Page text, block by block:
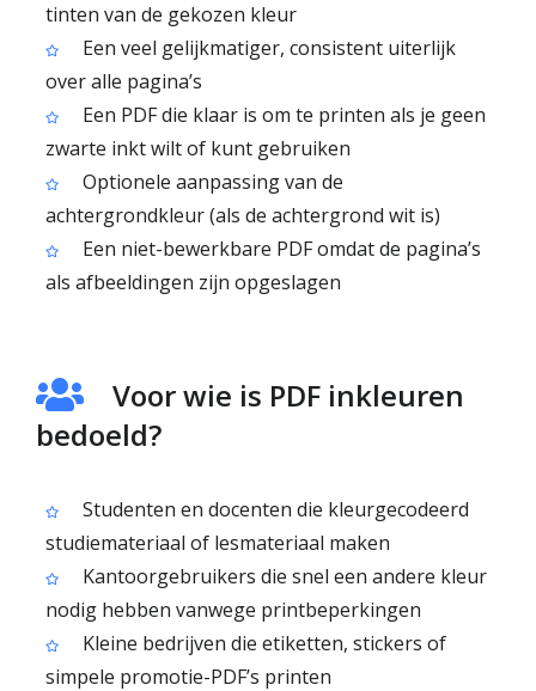
tinten van de gekozen kleur
Een veel gelijkmatiger, consistent uiterlijk
over alle pagina’s
Een PDF die klaar is om te printen als je geen
zwarte inkt wilt of kunt gebruiken
Optionele aanpassing van de
achtergrondkleur (als de achtergrond wit is)
Een niet-bewerkbare PDF omdat de pagina’s
als afbeeldingen zijn opgeslagen
Voor wie is PDF inkleuren
bedoeld?
Studenten en docenten die kleurgecodeerd
studiemateriaal of lesmateriaal maken
Kantoorgebruikers die snel een andere kleur
nodig hebben vanwege printbeperkingen
Kleine bedrijven die etiketten, stickers of
simpele promotie-PDF’s printen